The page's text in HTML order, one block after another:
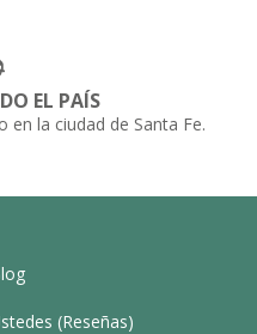
EL PAÍS
en la ciudad de Santa Fe.
(Reseñas)